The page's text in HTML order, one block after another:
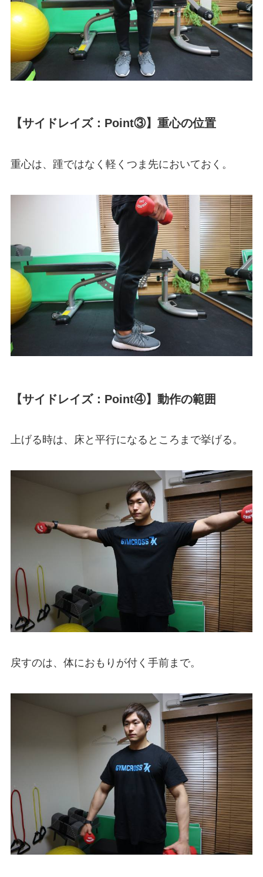
【サイドレイズ：Point③】重心の位置
重心は、踵ではなく軽くつま先においておく。
【サイドレイズ：Point④】動作の範囲
上げる時は、床と平行になるところまで挙げる。
戻すのは、体におもりが付く手前まで。